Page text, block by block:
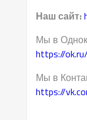
Наш сайт:
Мы в
https://
Мы в
https://